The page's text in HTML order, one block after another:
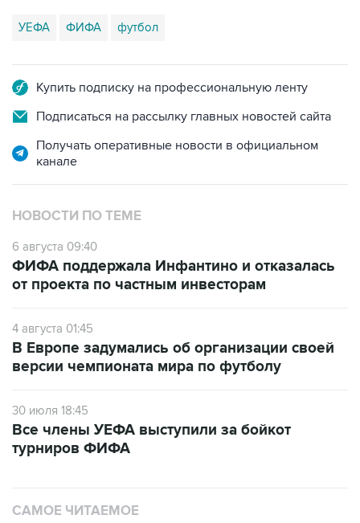
УЕФА ФИФА футбол
Купить подписку на профессиональную ленту
Подписаться на рассылку главных новостей сайта
Получать оперативные новости в официальном
канале
НОВОСТИ ПО ТЕМЕ
6 августа 09:40
ФИФА поддержала Инфантино и отказалась
от проекта по частным инвесторам
4 августа 01:45
В Европе задумались об организации своей
версии чемпионата мира по футболу
30 июля 18:45
Все члены УЕФА выступили за бойкот
турниров ФИФА
САМОЕ ЧИТАЕМОЕ